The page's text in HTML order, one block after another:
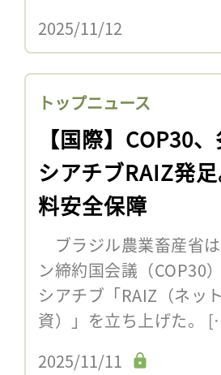
2025/11/12
トップニュース
【国際】COP30
シアチブRAIZ発
料安全保障
ブラジル農業畜産省
ン締約国会議（COP30
シアチブ「RAIZ（ネッ
資）」を立ち上げた。
2025/11/11